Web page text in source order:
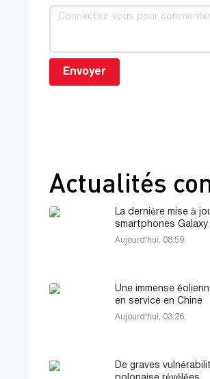
Envoyer
Actualités
La dernière mise à
smartphones Galaxy
Aujourd'hui, 08:59
Une immense
en service en Chine
Aujourd'hui, 03:26
De graves